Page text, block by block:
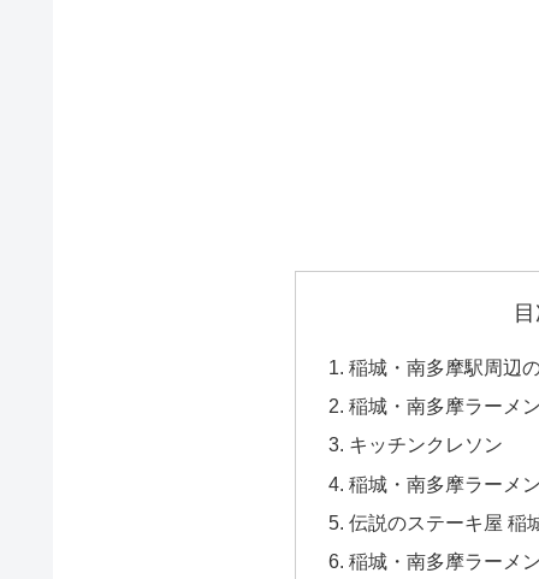
稲城・南多摩駅周辺
稲城・南多摩ラーメ
キッチンクレソン
稲城・南多摩ラーメ
伝説のステーキ屋 稲
稲城・南多摩ラーメ